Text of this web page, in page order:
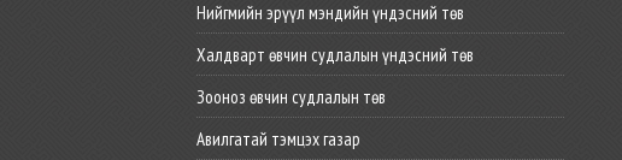
Нийгмийн эрүүл мэндийн үндэсний төв
Халдварт өвчин судлалын үндэсний төв
Зооноз өвчин судлалын төв
Авилгатай тэмцэх газар